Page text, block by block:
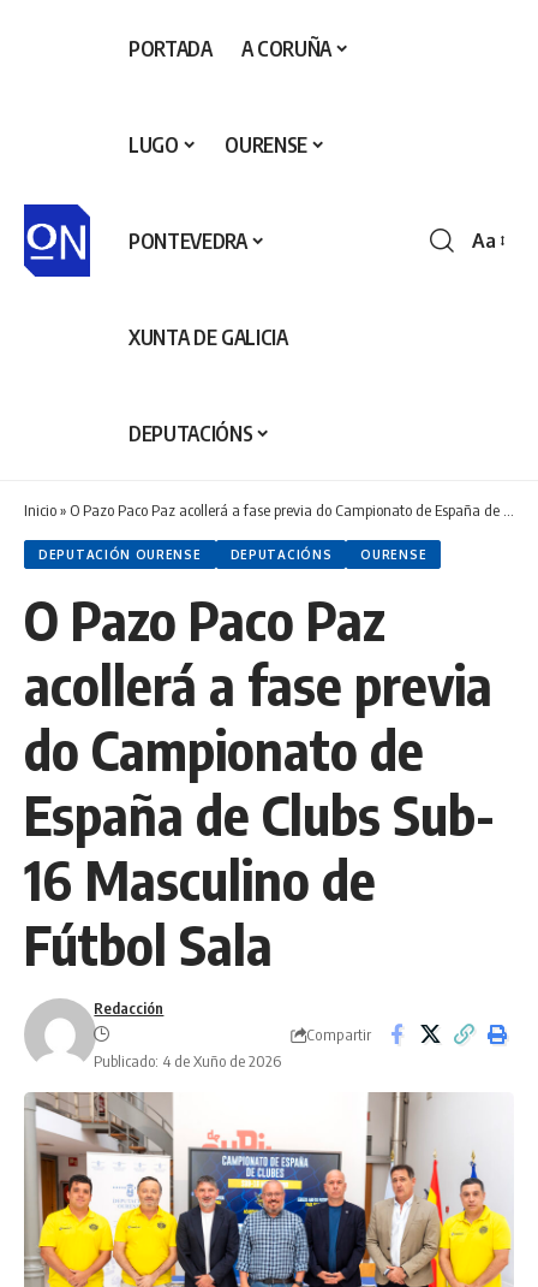
PORTADA A CORUÑA
LUGO OURENSE
PONTEVEDRA
XUNTA DE GALICIA
DEPUTACIÓNS
Aa
Inicio» O Pazo Paco Paz acollerá a fase previa do Campionato de España de Clubs Sub-16 Masculino de Fútbol Sala
DEPUTACIÓN OURENSE DEPUTACIÓNS OURENSE
O Pazo Paco Paz
acollerá a fase previa
do Campionato de
España de Clubs Sub-
16 Masculino de
Fútbol Sala
Redacción
Publicado: 4 de Xuño de 2026
Compartir